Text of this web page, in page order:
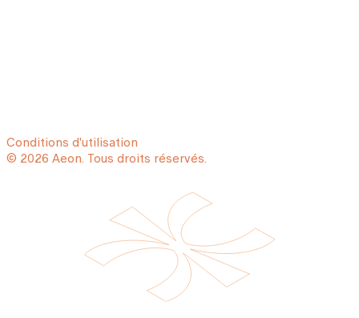
Conditions d'utilisation
© 2026 Aeon. Tous droits réservés.